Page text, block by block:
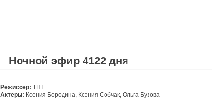
Ночной эфир 4122 дня
Режиссер: ТНТ
Актеры: Ксения Бородина, Ксения Собчак, Ольга Бузова